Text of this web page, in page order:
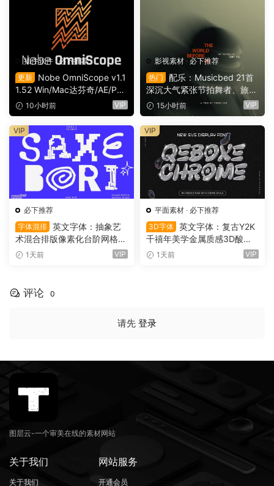
插件软件 ·必下推荐
更新
Nobe OmniScope v1.1
1.52 Win/Mac达芬奇/AE/PR/
OFX视频调色万能示波器插件
（9753）
10小时前 VIP
影视素材 ·必下推荐
热门
配乐：Musicbed 21首
深沉大气紧张节拍舞者、旅行
场景商业电影广告宣传配乐B
GM视频背景音乐素材（1616
1）
15小时前 VIP
必下推荐
字体混排 英文字体：抽象艺
术混合排版像素化台阶网格状
手绘螺旋有机曲线版面设计封
1天前 VIP
VIP
平面素材 · 必下推荐
3D字体 英文字体：复古Y2K
千禧年美学金属质感3D酸性
镀铬文字LOGO标题封面海报
1天前 VIP
VIP
评论 0
请先 登录
图层云-一个审美在线的素材网站
关于我们
关于我们
网站服务
开通会员